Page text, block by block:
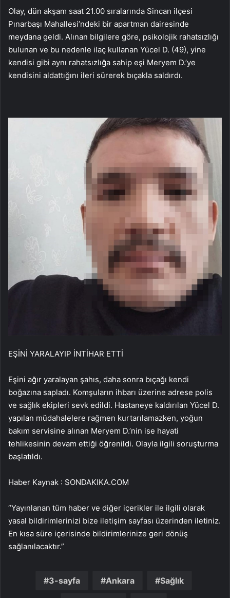
Olay, dün akşam saat 21.00 sıralarında Sincan ilçesi
Pınarbaşı Mahallesi’ndeki bir apartman dairesinde
meydana geldi. Alınan bilgilere göre, psikolojik rahatsızlığı
bulunan ve bu nedenle ilaç kullanan Yücel D. (49), yine
kendisi gibi aynı rahatsızlığa sahip eşi Meryem D.’ye
kendisini aldattığını ileri sürerek bıçakla saldırdı.
EŞİNİ YARALAYIP İNTİHAR ETTİ
Eşini ağır yaralayan şahıs, daha sonra bıçağı kendi
boğazına sapladı. Komşuların ihbarı üzerine adrese polis
ve sağlık ekipleri sevk edildi. Hastaneye kaldırılan Yücel D.
yapılan müdahalelere rağmen kurtarılamazken, yoğun
bakım servisine alınan Meryem D.’nin ise hayati
tehlikesinin devam ettiği öğrenildi. Olayla ilgili soruşturma
başlatıldı.
Haber Kaynak : SONDAKIKA.COM
“Yayınlanan tüm haber ve diğer içerikler ile ilgili olarak
yasal bildirimlerinizi bize iletişim sayfası üzerinden iletiniz.
En kısa süre içerisinde bildirimlerinize geri dönüş
sağlanılacaktır.”
3-sayfa Ankara Sağlık